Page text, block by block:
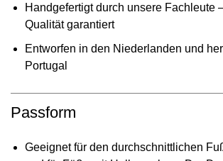
Handgefertigt durch unsere Fachleute
Qualität garantiert
Entworfen in den Niederlanden und
Portugal
Passform
Geeignet für den durchschnittlichen